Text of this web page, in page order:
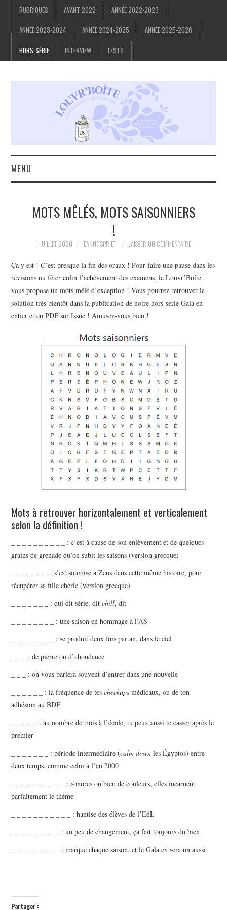
RUBRIQUES AVANT 2022 ANNÉE 2022-2023
ANNÉE 2023-2024 ANNÉE 2024-2025 ANNÉE 2025-2026
HORS-SÉRIE INTERVIEW TESTS
MENU
À PROPOS
LA RÉDACTION
LE JOURNAL
MOTS MÊLÉS, MOTS SAISONNIERS
!
1 JUILLET 2020 JEANNE SPRIET LAISSER UN COMMENTAIRE
Ça y est ! C’est presque la fin des oraux ! Pour faire une pause dans les
révisions ou fêter enfin l’achèvement des examens, le Louvr’Boîte
vous propose un mots mêlé d’exception ! Vous pourrez retrouver la
solution très bientôt dans la publication de notre hors-série Gala en
entier et en PDF sur Issue ! Amusez-vous bien !
Mots à retrouver horizontalement et verticalement
selon la définition !
_ _ _ _ _ _ _ _ _ _ : c’est à cause de son enlèvement et de quelques
grains de grenade qu’on subit les saisons (version grecque)
_ _ _ _ _ _ _ : s’est soumise à Zeus dans cette même histoire, pour
récupérer sa fille chérie (version grecque)
_ _ _ _ _ _ _ : qui dit série, ditchill, dit
_ _ _ _ _ _ _ _ : une saison en hommage à l’AS
_ _ _ _ _ _ _ _ : se produit deux fois par an, dans le ciel
_ _ _ : de pierre ou d’abondance
_ _ _ : on vous parlera souvent d’entrer dans une nouvelle
_ _ _ _ _ _ : la fréquence de tescheckups médicaux, ou de ton
adhésion au BDE
_ _ _ _ _ : au nombre de trois à l’école, tu peux aussi te casser après le
premier
_ _ _ _ _ _ _ : période intermédiaire (calm down les Égyptos) entre
deux temps, comme celui à l’an 2000
_ _ _ _ _ _ _ _ _ _ : sonores ou bien de couleurs, elles incarnent
parfaitement le thème
_ _ _ _ _ _ _ _ _ _ _ : hantise des élèves de l’EdL
_ _ _ _ _ _ _ _ _ : un peu de changement, ça fait toujours du bien
_ _ _ _ _ _ _ _ _ : marque chaque saison, et le Gala en sera un aussi
Partager :